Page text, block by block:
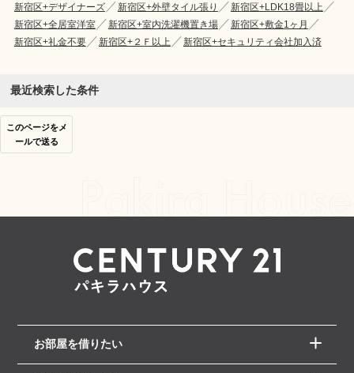
新宿区+デザイナーズ
新宿区+外壁タイル張り
新宿区+LDK18畳以上
新宿区+全居室洋室
新宿区+室内洗濯機置き場
新宿区+敷金1ヶ月
新宿区+礼金不要
新宿区+２Ｆ以上 新宿区+セキュリティ会社加入済
最近検索した条件
このページをメ
ールで送る
お部屋を借りたい